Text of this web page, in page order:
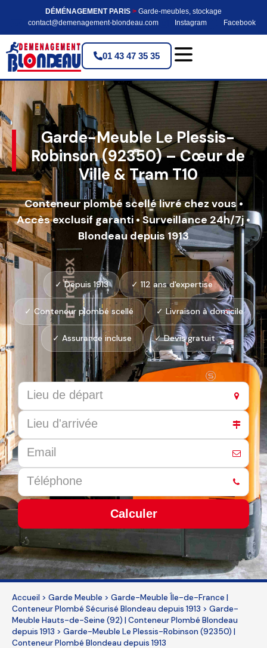
DÉMÉNAGEMENT PARIS > Garde-meubles, stockage
contact@demenagement-blondeau.com
Instagram Facebook
01 43 47 35 35
Garde-Meuble Le Plessis-
Robinson (92350) – Cœur de
Ville & Tram T10
Conteneur plombé scellé livré chez vous •
Accès exclusif garanti • Surveillance 24h/7j •
Blondeau depuis 1913
✓ Depuis 1913 ✓ 112 ans d'expertise
✓ Conteneur plombé scellé ✓ Livraison à domicile
✓ Assurance incluse ✓ Devis gratuit
Calculer
This
field
should
left
blank
Accueil > Garde Meuble > Garde-Meuble Île-de-France |
Conteneur Plombé Sécurisé Blondeau depuis 1913 > Garde-
Meuble Hauts-de-Seine (92) | Conteneur Plombé Blondeau
depuis 1913 > Garde-Meuble Le Plessis-Robinson (92350) |
Conteneur Plombé Blondeau depuis 1913